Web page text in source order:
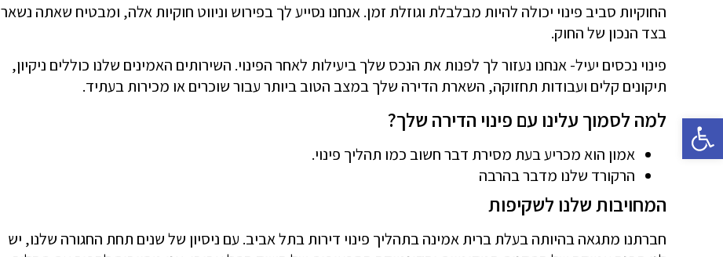
החוקיות סביב פינוי יכולה להיות מבלבלת וגוזלת זמן. אנחנו נסייע לך בפירוש וניווט חוקיות אלה, ומבטיח שאתה נשאר
בצד הנכון של החוק.
פינוי נכסים יעיל- אנחנו נעזור לך לפנות את הנכס שלך ביעילות לאחר הפינוי. השירותים האמינים שלנו כוללים ניקיון,
תיקונים קלים ועבודות תחזוקה, השארת הדירה שלך במצב הטוב ביותר עבור שוכרים או מכירות בעתיד.
למה לסמוך עלינו עם פינוי הדירה שלך?
אמון הוא מכריע בעת מסירת דבר חשוב כמו תהליך פינוי.
הרקורד שלנו מדבר בהרבה
המחויבות שלנו לשקיפות
חברתנו מתגאה בהיותה בעלת ברית אמינה בתהליך פינוי דירות בתל אביב. עם ניסיון של שנים תחת החגורה שלנו, יש
פתח סרגל נגישות